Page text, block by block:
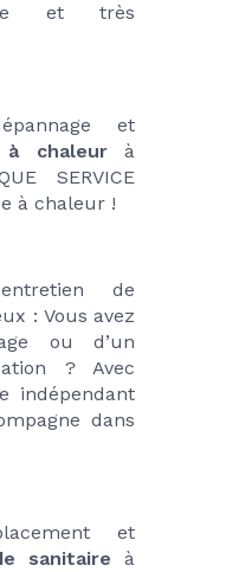
et très
et
à chaleur à
SERVICE
à chaleur !
: Vous avez
ou d’un
? Avec
indépendant
dans
et
sanitaire à